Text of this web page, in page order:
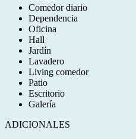
Comedor diario
Dependencia
Oficina
Hall
Jardín
Lavadero
Living comedor
Patio
Escritorio
Galería
ADICIONALES